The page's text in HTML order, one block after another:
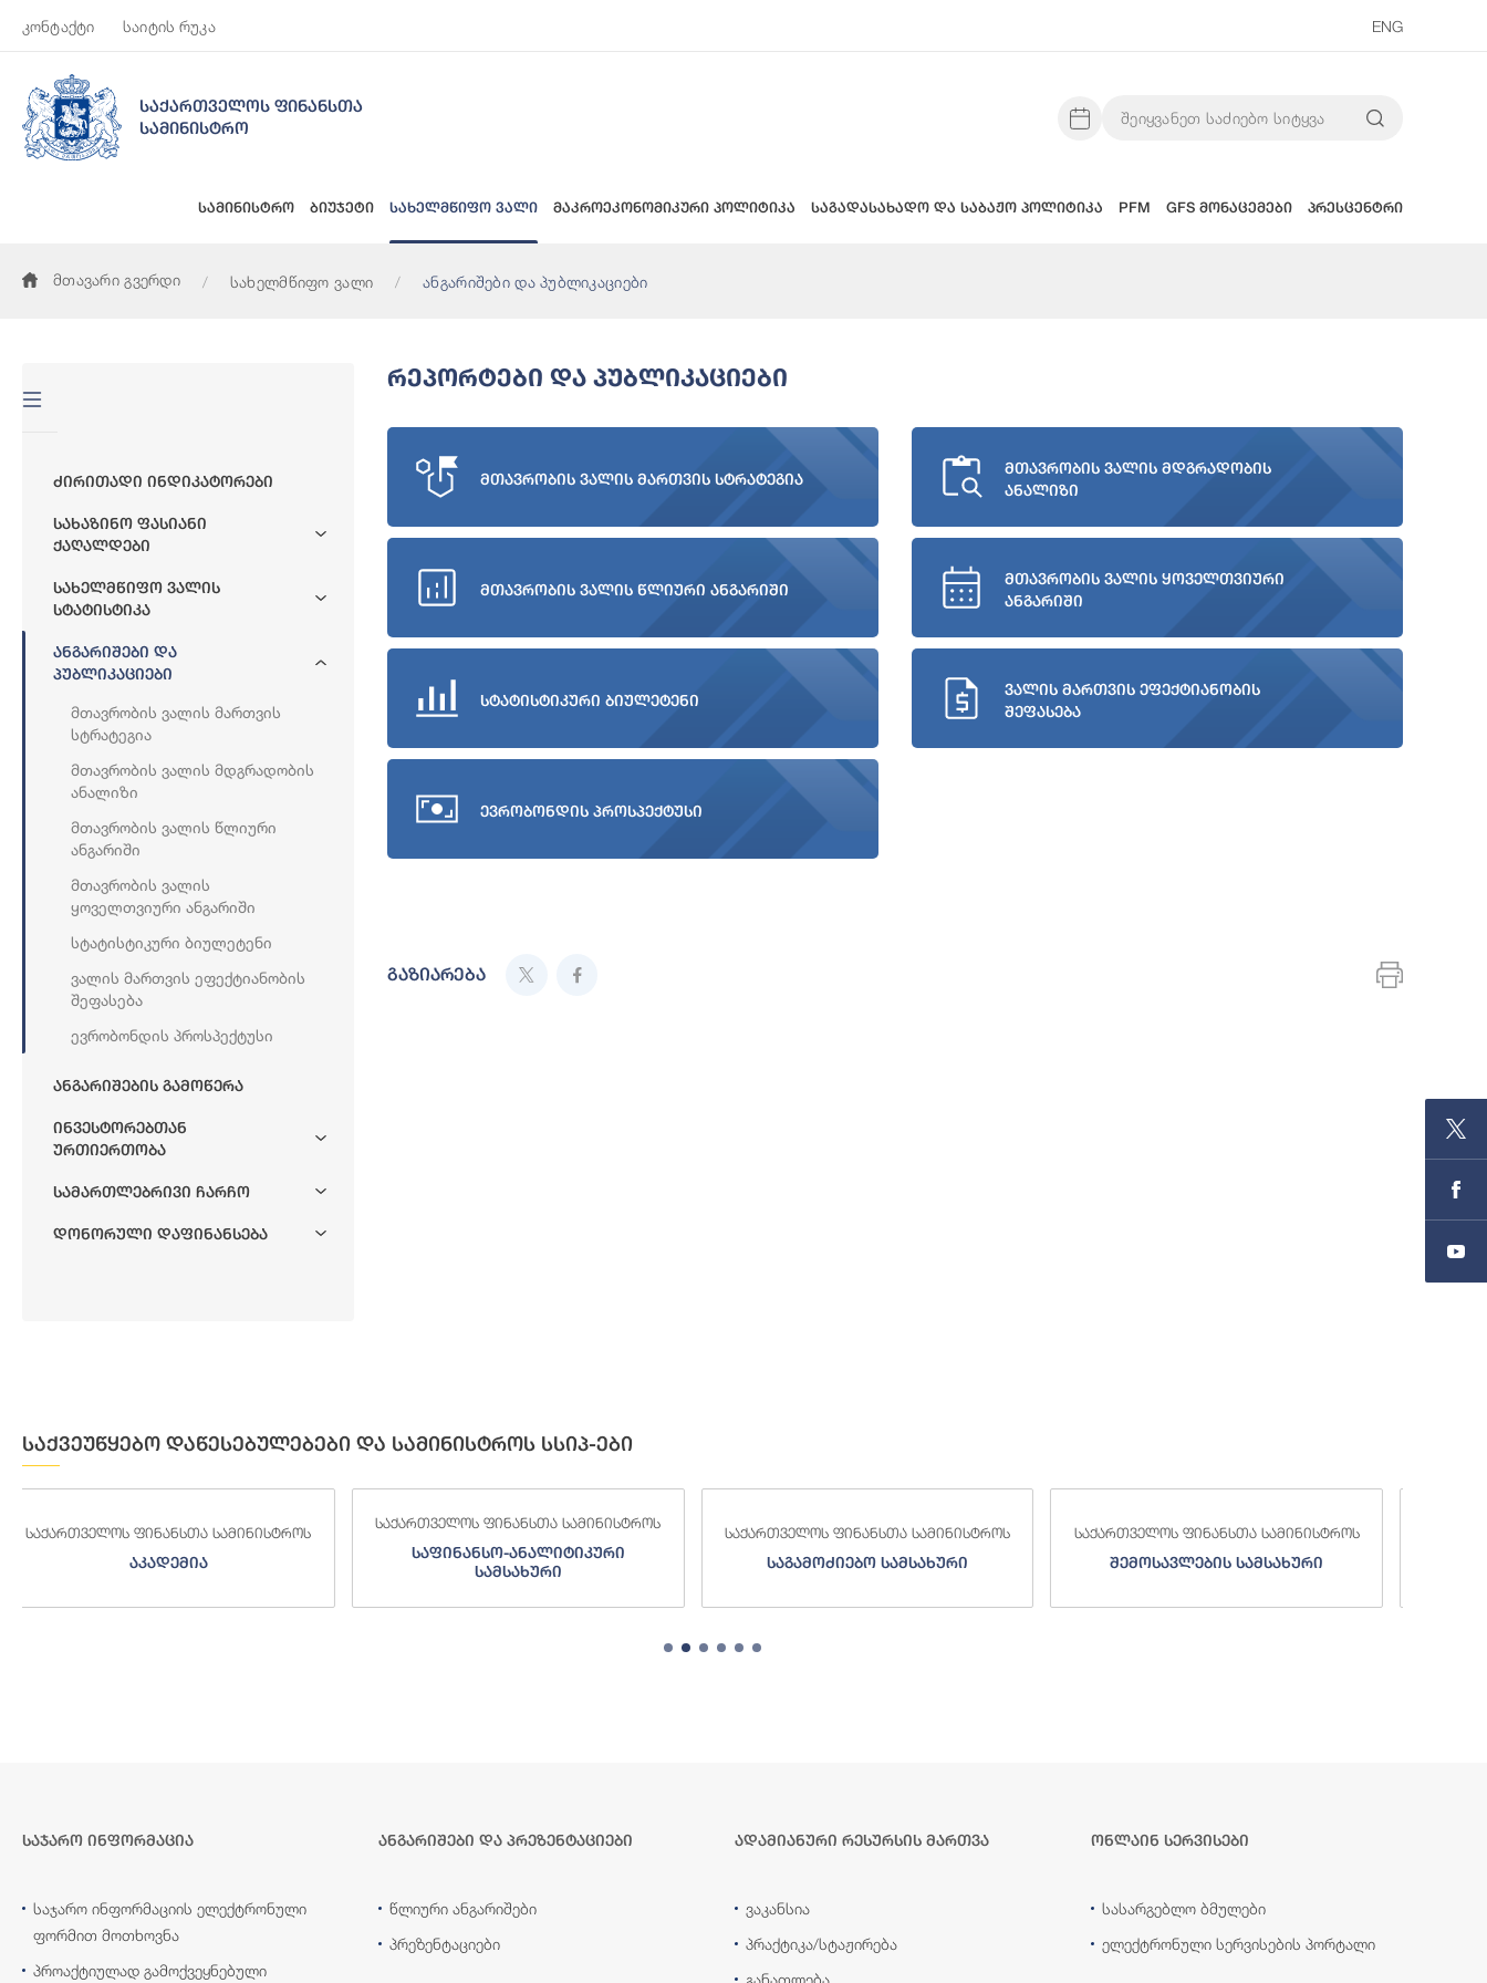
კონტაქტი საიტის რუკა ENG
საქართველოს ფინანსთა
სამინისტრო
სამინისტრო ბიუჯეტი სახელმწიფო ვალი მაკროეკონომიკური პოლიტიკა საგადასახადო და საბაჟო პოლიტიკა PFM GFS მონაცემები პრესცენტრი
მთავარი გვერდი სახელმწიფო ვალი ანგარიშები და პუბლიკაციები
Ძირითადი Ინდიკატორები
Სახაზინო Ფასიანი
Ქაღალდები
Სახელმწიფო Ვალის
Სტატისტიკა
Ანგარიშები Და
Პუბლიკაციები
Მთავრობის Ვალის Მართვის
Სტრატეგია
Მთავრობის Ვალის Მდგრადობის
Ანალიზი
Მთავრობის Ვალის Წლიური
Ანგარიში
Მთავრობის Ვალის
Ყოველთვიური Ანგარიში
Სტატისტიკური Ბიულეტენი
Ვალის Მართვის Ეფექტიანობის
Შეფასება
Ევრობონდის Პროსპექტუსი
Ანგარიშების Გამოწერა
Ინვესტორებთან
Ურთიერთობა
Სამართლებრივი Ჩარჩო
Დონორული Დაფინანსება
Რეპორტები Და Პუბლიკაციები
მთავრობის ვალის მართვის სტრატეგია
მთავრობის ვალის მდგრადობის
ანალიზი
მთავრობის ვალის წლიური ანგარიში
მთავრობის ვალის ყოველთვიური
ანგარიში
სტატისტიკური ბიულეტენი
ვალის მართვის ეფექტიანობის
შეფასება
ევრობონდის პროსპექტუსი
გაზიარება
საქვეუწყებო დაწესებულებები და სამინისტროს სსიპ-ები
საფინანსო-ანალიტიკური
სამსახური
საქართველოს ფინანსთა სამინისტროს
საგამოძიებო სამსახური
საქართველოს ფინანსთა სამინისტროს
შემოსავლების სამსახური
საქართველოს ფინანსთა სამინისტროს
სახელმწიფო ხაზინა
საჯარო ინფორმაცია
საჯარო ინფორმაციის ელექტრონული
ფორმით მოთხოვნა
პროაქტიულად გამოქვეყნებული
ანგარიშები და პრეზენტაციები
წლიური ანგარიშები
პრეზენტაციები
ადამიანური რესურსის მართვა
ვაკანსია
პრაქტიკა/სტაჟირება
განათლება
ონლაინ სერვისები
სასარგებლო ბმულები
ელექტრონული სერვისების პორტალი